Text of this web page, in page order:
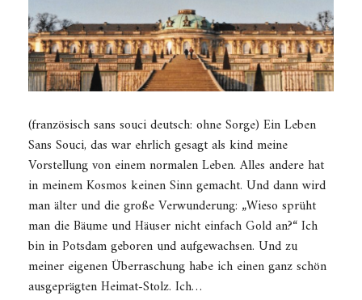
(französisch sans souci deutsch: ohne Sorge) Ein Leben
Sans Souci, das war ehrlich gesagt als kind meine
Vorstellung von einem normalen Leben. Alles andere hat
in meinem Kosmos keinen Sinn gemacht. Und dann wird
man älter und die große Verwunderung: „Wieso sprüht
man die Bäume und Häuser nicht einfach Gold an?“ Ich
bin in Potsdam geboren und aufgewachsen. Und zu
meiner eigenen Überraschung habe ich einen ganz schön
ausgeprägten Heimat-Stolz. Ich…